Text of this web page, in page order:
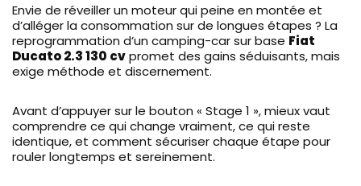
Envie de réveiller un moteur qui peine en montée et
d’alléger la consommation sur de longues étapes ? La
reprogrammation d’un camping-car sur base Fiat
Ducato 2.3 130 cvpromet des gains séduisants, mais
exige méthode et discernement.
Avant d’appuyer sur le bouton « Stage 1 », mieux vaut
comprendre ce qui change vraiment, ce qui reste
identique, et comment sécuriser chaque étape pour
rouler longtemps et sereinement.